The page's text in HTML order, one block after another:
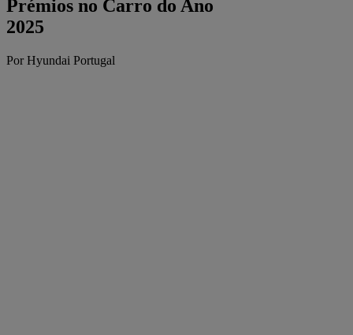
Prémios no Carro do Ano
2025
Por Hyundai Portugal